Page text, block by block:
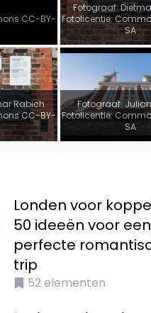
CC-BY-
Fotograaf:
Fotolicentie:
SA
Rabich
CC-BY-
Fotograaf:
Fotolicentie:
SA
Londen voor
50 ideeën voor een
perfecte
trip
52elementen